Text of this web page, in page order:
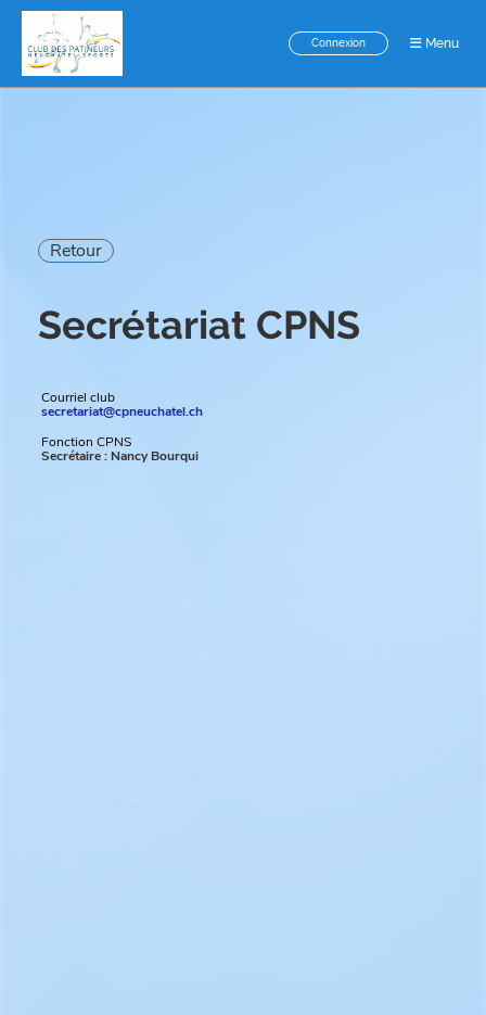
Connexion Menu
Retour
Secrétariat CPNS
Courriel club
secretariat@cpneuchatel.ch
Fonction CPNS
Secrétaire : Nancy Bourqui